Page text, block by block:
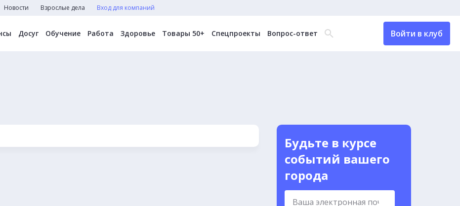
Новости Взрослые дела Вход для компаний
Досуг Обучение Работа Здоровье Товары 50+ Спецпроекты Вопрос-ответ Войти в клуб
Будьте в курсе
событий вашего
города